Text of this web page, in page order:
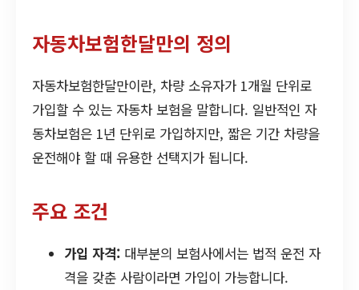
자동차보험한달만의 정의
자동차보험한달만이란, 차량 소유자가 1개월 단위로
가입할 수 있는 자동차 보험을 말합니다. 일반적인 자
동차보험은 1년 단위로 가입하지만, 짧은 기간 차량을
운전해야 할 때 유용한 선택지가 됩니다.
주요 조건
가입 자격: 대부분의 보험사에서는 법적 운전 자
격을 갖춘 사람이라면 가입이 가능합니다.